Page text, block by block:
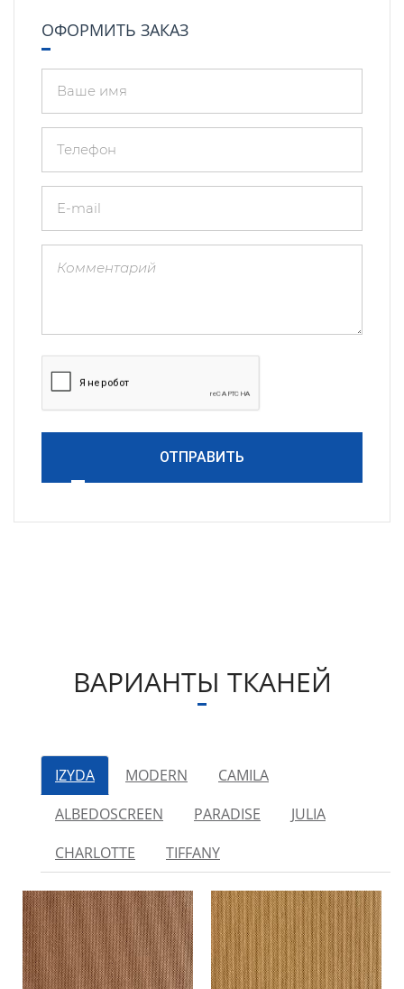
ОФОРМИТЬ ЗАКАЗ
ОТПРАВИТЬ
ВАРИАНТЫ ТКАНЕЙ
IZYDA MODERN
CAMILA
ALBEDOSCREEN
PARADISE
JULIA
CHARLOTТE
TIFFANY